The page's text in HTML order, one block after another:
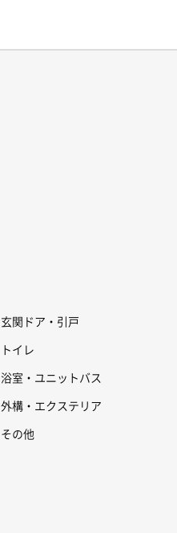
玄関ドア・引戸
トイレ
浴室・ユニットバス
外構・エクステリア
その他